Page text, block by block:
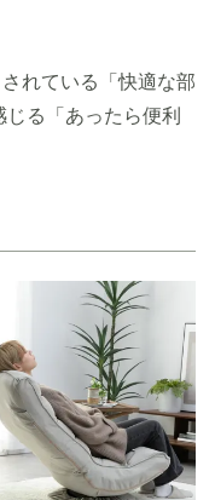
れている「快適な部
る「あったら便利